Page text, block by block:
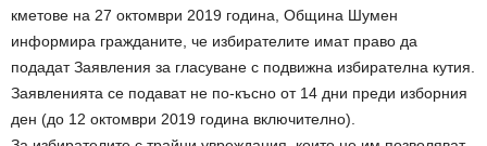
кметове на 27 октомври 2019 година, Община Шумен
информира гражданите, че избирателите имат право да
подадат Заявления за гласуване с подвижна избирателна кутия.
Заявленията се подават не по-късно от 14 дни преди изборния
ден (до 12 октомври 2019 година включително).